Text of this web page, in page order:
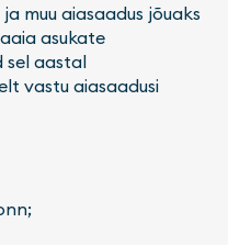
muu aiasaadus jõuaks
asukate
sel aastal
vastu aiasaadusi